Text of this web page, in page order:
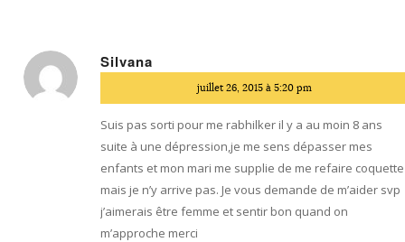
Silvana
:
juillet 26, 2015 à 5:20 pm
Suis pas sorti pour me rabhilker il y a au moin 8 ans
suite à une dépression,je me sens dépasser mes
enfants et mon mari me supplie de me refaire coquette
mais je n’y arrive pas. Je vous demande de m’aider svp
j’aimerais être femme et sentir bon quand on
m’approche merci